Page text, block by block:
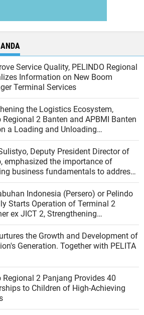
Service Quality, PELINDO Regional
Information on New Boom
Terminal Services
the Logistics Ecosystem,
Regional 2 Banten and APBMI Banten
a Loading and Unloading
at Ciwandan Port
President Director of
of
business fundamentals to address
of the port industry
Indonesia (Persero) or Pelindo
Starts Operation of Terminal 2
ex JICT 2, Strengthening
of Tanjung Priok Port
the Growth and Development of
Generation. Together with PELITA
Regional 2 Panjang Provides 40
to Children of High-Achieving